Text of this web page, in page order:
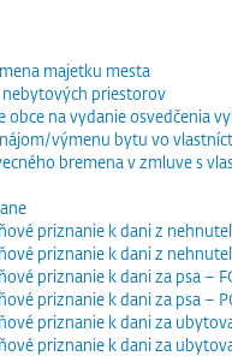
majetku mesta
nebytových priestorov
obce na vydanie osvedčenia
výmenu bytu vo
bremena v zmluve s
priznanie k dani z
priznanie k dani z
priznanie k dani za psa –
priznanie k dani za psa –
priznanie k dani za
priznanie k dani za